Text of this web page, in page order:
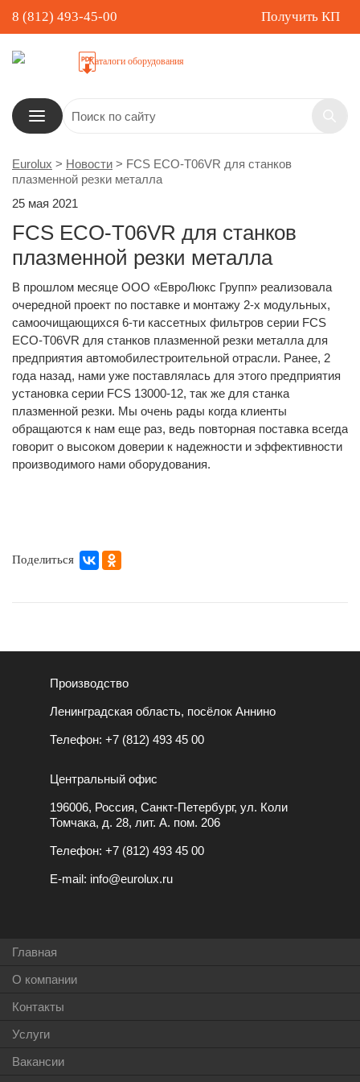
8 (812) 493-45-00 Получить КП
Каталоги оборудования
Eurolux > Новости > FCS ECO-T06VR для станков
плазменной резки металла
25 мая 2021
FCS ECO-T06VR для станков
плазменной резки металла
В прошлом месяце ООО «ЕвроЛюкс Групп» реализовала
очередной проект по поставке и монтажу 2-х модульных,
самоочищающихся 6-ти кассетных фильтров серии FCS
ECO-T06VR для станков плазменной резки металла для
предприятия автомобилестроительной отрасли. Ранее, 2
года назад, нами уже поставлялась для этого предприятия
установка серии FCS 13000-12, так же для станка
плазменной резки. Мы очень рады когда клиенты
обращаются к нам еще раз, ведь повторная поставка всегда
говорит о высоком доверии к надежности и эффективности
производимого нами оборудования.
Поделиться
Производство
Ленинградская область, посёлок Аннино
Телефон: +7 (812) 493 45 00
Центральный офис
196006, Россия, Санкт-Петербург, ул. Коли
Томчака, д. 28, лит. А. пом. 206
Телефон: +7 (812) 493 45 00
E-mail: info@eurolux.ru
Главная
О компании
Контакты
Услуги
Вакансии